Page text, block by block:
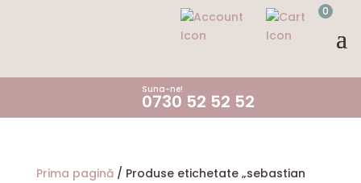
0
Suna-ne!
0730 52 52 52
Prima pagină/ Produse etichetate „sebastian